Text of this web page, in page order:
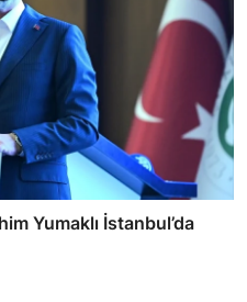
Yumaklı İstanbul’da